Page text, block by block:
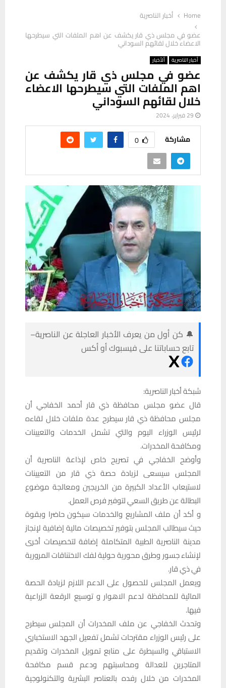
Home
أخبار الناصرية
عضو في مجلس ذي قار يكشف عن اهم الملفات التي سيطرحها
الاعضاء خلال لقائهم السوداني
أخبار الناصرية ألأخبار
عضو في مجلس ذي قار يكشف عن
اهم الملفات التي سيطرحها الاعضاء
خلال لقائهم السوداني
29 فبراير، 2024
مشاركة 0
🔔 كن أول من يعرف الأخبار العاجلة عن الناصرية–
تابع حساباتنا على فيسبوك أو أكس
شبكة أخبار الناصرية:
قال عضو مجلس محافظة ذي قار أحمد الخفاجي أن
مجلس محافظة ذي قار سيطرح عدة ملفات خلال لقاءه
لرئيس الوزراء اليوم والتي تشمل الخدمات والتعيينات
ومكافحة المخدرات.
وأوضح الخفاجي في تصريح خاص لإذاعة الناصرية أن
المجلس سيسعى لزيادة حصة ذي قار من التعيينات
لاستيعاب الأعداد الكبيرة من الخريجين ومعالجة موضوع
البطالة عن طريق السعي لتوفير فرص العمل.
و أكد أن ملف المشاريع والخدمات سيكون حاضرا وبقوة
حيث سيطالب المجلس بتوفير تخصيصات مالية إضافية لإنجاز
مدينة الناصرية الطبية المتكاملة إضافة لتخصيصات أخرى
لإنشاء جسور وطرق محورية حولية لفك الاختناقات المرورية
في ذي قار.
ويعمل المجلس للحصول على الدعم اللازم لزيادة الحصة
المائية للمحافظة لدعم الاهوار و توسيع الرقعة الزراعية
فيها.
وتحدث الخفاجي عن ملف المخدرات أن المجلس سيطرح
على رئيس الوزراء مقترحات تشمل تفعيل الجهد الاستخباري
الاستباقي والسيطرة على منابع تمويل المخدرات وتقديم
المتاجرين للعدالة ومحاسبتهم ودعم قسم مكافحة
المخدرات من خلال رفده بالعناصر البشرية والتكنولوجية